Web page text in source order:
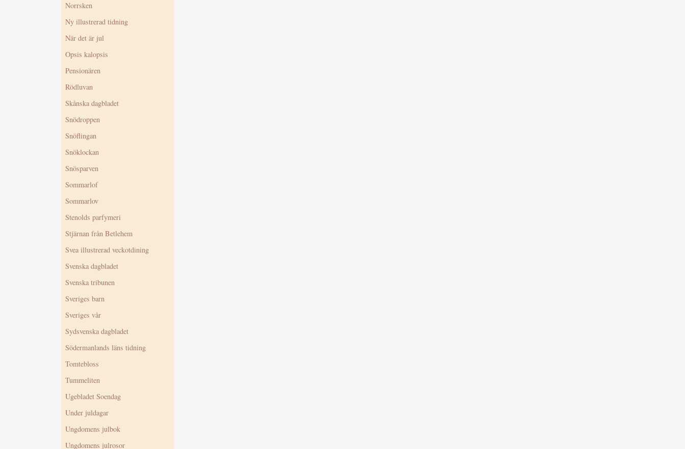
Norrsken
Ny illustrerad tidning
När det är jul
Opsis kalopsis
Pensionären
Rödluvan
Skånska dagbladet
Snödroppen
Snöflingan
Snöklockan
Snösparven
Sommarlof
Sommarlov
Stenolds parfymeri
Stjärnan från Betlehem
Svea illustrerad veckotdining
Svenska dagbladet
Svenska tribunen
Sveriges barn
Sveriges vår
Sydsvenska dagbladet
Södermanlands läns tidning
Tomtebloss
Tummeliten
Ugebladet Soendag
Under juldagar
Ungdomens julbok
Ungdomens julrosor